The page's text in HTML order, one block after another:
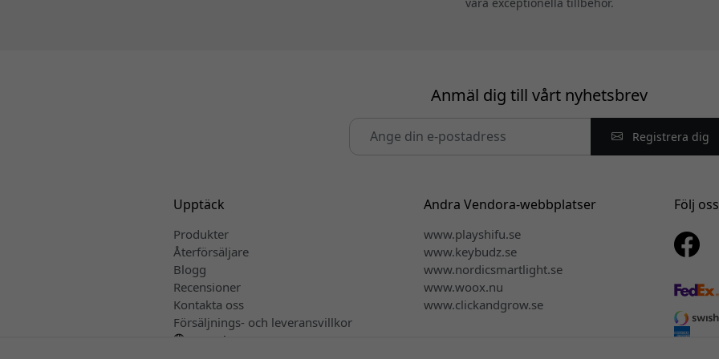
Anmäl dig till vårt nyhetsbrev
Registrera dig
Upptäck
Produkter
Återförsäljare
Blogg
Recensioner
Kontakta oss
Försäljnings- och leveransvillkor
Svenska
Andra Vendora-webbplatser
www.playshifu.se
www.keybudz.se
www.nordicsmartlight.se
www.woox.nu
www.clickandgrow.se
Följ